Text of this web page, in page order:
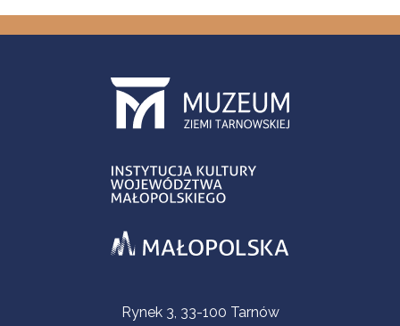
Informacje kontaktoweRynek 3, 33-100 Tarnów